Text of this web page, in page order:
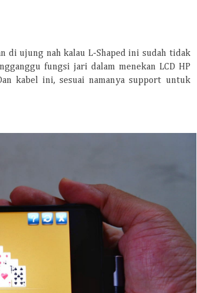
di ujung nah kalau L-Shaped ini sudah tidak
fungsi jari dalam menekan LCD HP
kabel ini, sesuai namanya support untuk